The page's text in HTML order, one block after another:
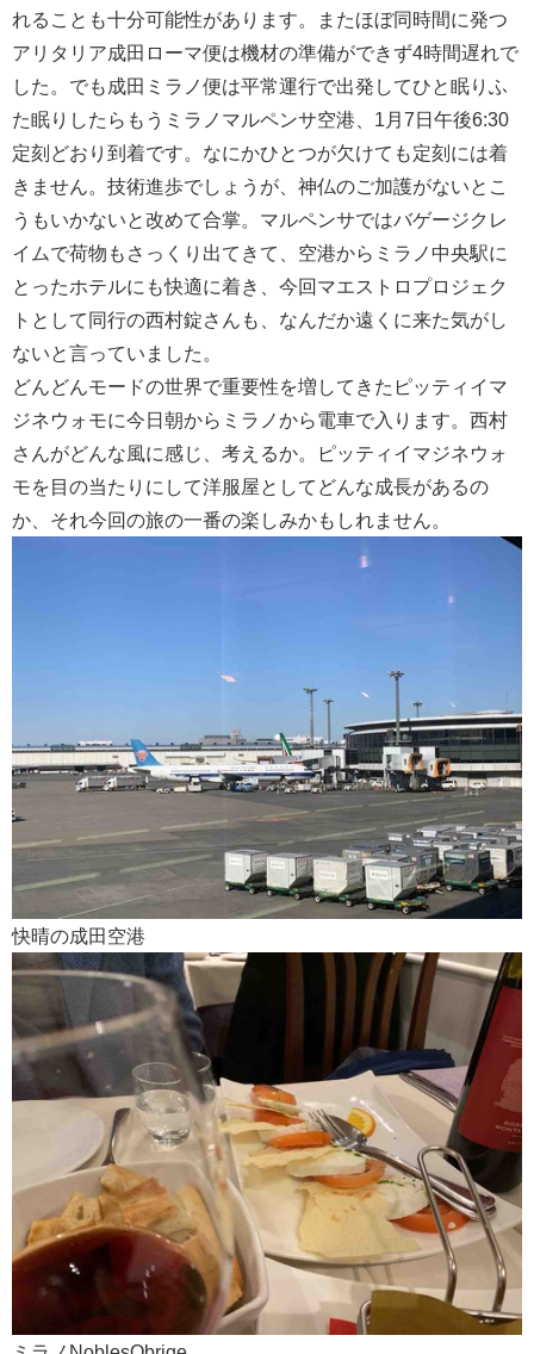
れることも十分可能性があります。またほぼ同時間に発つ
アリタリア成田ローマ便は機材の準備ができず4時間遅れで
した。でも成田ミラノ便は平常運行で出発してひと眠りふ
た眠りしたらもうミラノマルペンサ空港、1月7日午後6:30
定刻どおり到着です。なにかひとつが欠けても定刻には着
きません。技術進歩でしょうが、神仏のご加護がないとこ
うもいかないと改めて合掌。マルペンサではバゲージクレ
イムで荷物もさっくり出てきて、空港からミラノ中央駅に
とったホテルにも快適に着き、今回マエストロプロジェク
トとして同行の西村錠さんも、なんだか遠くに来た気がし
ないと言っていました。
どんどんモードの世界で重要性を増してきたピッティイマ
ジネウォモに今日朝からミラノから電車で入ります。西村
さんがどんな風に感じ、考えるか。ピッティイマジネウォ
モを目の当たりにして洋服屋としてどんな成長があるの
か、それ今回の旅の一番の楽しみかもしれません。
快晴の成田空港